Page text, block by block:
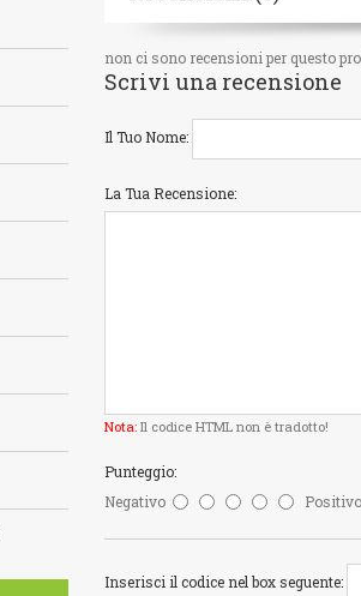
non ci sono recensioni per questo
Scrivi una recensione
Il Tuo Nome:
La Tua Recensione:
Nota: Il codice HTML non è tradotto!
Punteggio:
Negativo
Positivo
Inserisci il codice nel box seguente: